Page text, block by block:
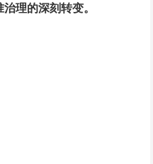
理的深刻转变。